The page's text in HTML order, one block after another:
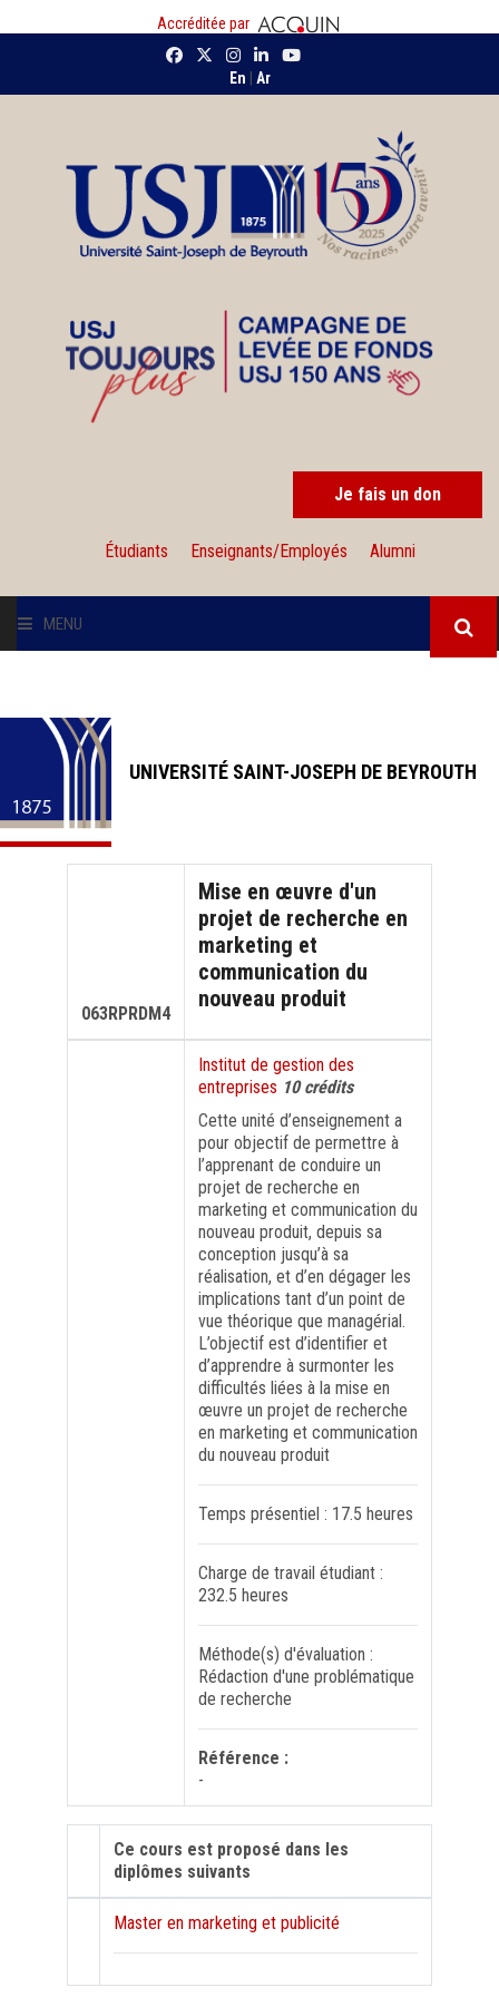
Accréditée par
En Ar
Je fais un don
Étudiants Enseignants/Employés Alumni
MENU
INSTITUTIONS
ADMISSION
RECHERCHE
UNIVERSITÉ SAINT-JOSEPH DE BEYROUTH
063RPRDM4
Mise en œuvre d'un
projet de recherche en
marketing et
communication du
nouveau produit
Institut de gestion des
entreprises 10 crédits
Cette unité d’enseignement a
pour objectif de permettre à
l’apprenant de conduire un
projet de recherche en
marketing et communication du
nouveau produit, depuis sa
conception jusqu’à sa
réalisation, et d’en dégager les
implications tant d’un point de
vue théorique que managérial.
L’objectif est d’identifier et
d’apprendre à surmonter les
difficultés liées à la mise en
œuvre un projet de recherche
en marketing et communication
du nouveau produit
Temps présentiel : 17.5 heures
Charge de travail étudiant :
232.5 heures
Méthode(s) d'évaluation :
Rédaction d'une problématique
de recherche
Référence :
-
Ce cours est proposé dans les
diplômes suivants
Master en marketing et publicité